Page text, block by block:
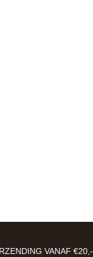
VANAF €20,-